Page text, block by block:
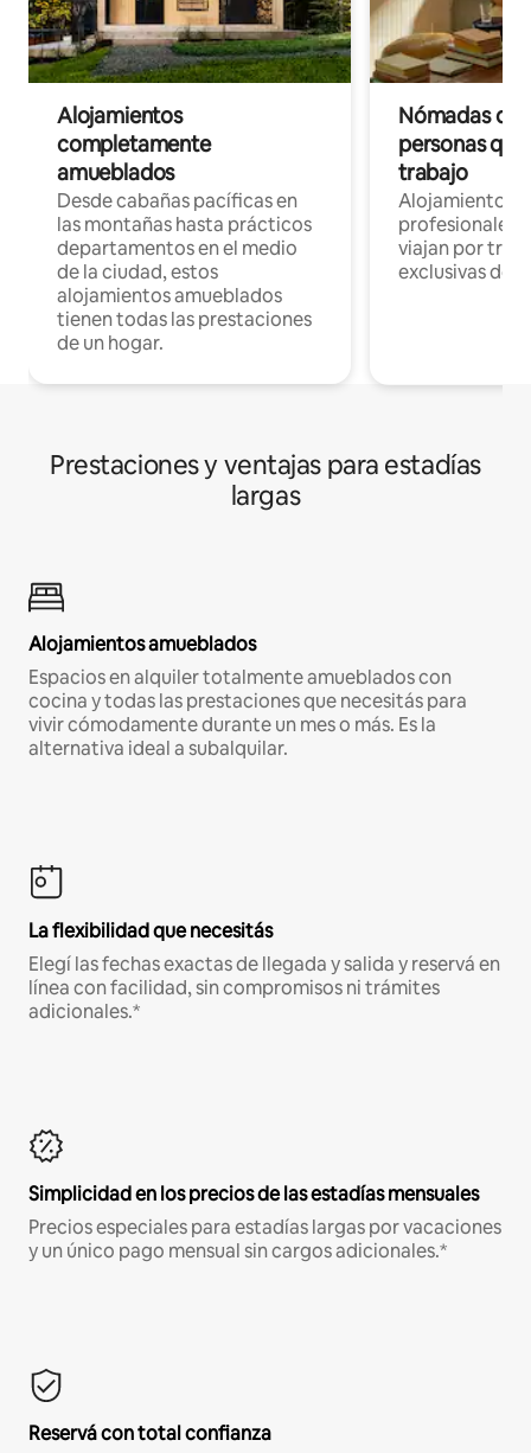
Alojamientos
completamente
amueblados
Desde cabañas pacíficas en
las montañas hasta prácticos
departamentos en el medio
de la ciudad, estos
alojamientos amueblados
tienen todas las prestaciones
de un hogar.
Nómadas
personas
trabajo
Alojamientos
profesionales
viajan por
exclusivas de
Prestaciones y ventajas para estadías
largas
Alojamientos amueblados
Espacios en alquiler totalmente amueblados con
cocina y todas las prestaciones que necesitás para
vivir cómodamente durante un mes o más. Es la
alternativa ideal a subalquilar.
La flexibilidad que necesitás
Elegí las fechas exactas de llegada y salida y reservá en
línea con facilidad, sin compromisos ni trámites
adicionales.*
Simplicidad en los precios de las estadías mensuales
Precios especiales para estadías largas por vacaciones
y un único pago mensual sin cargos adicionales.*
Reservá con total confianza